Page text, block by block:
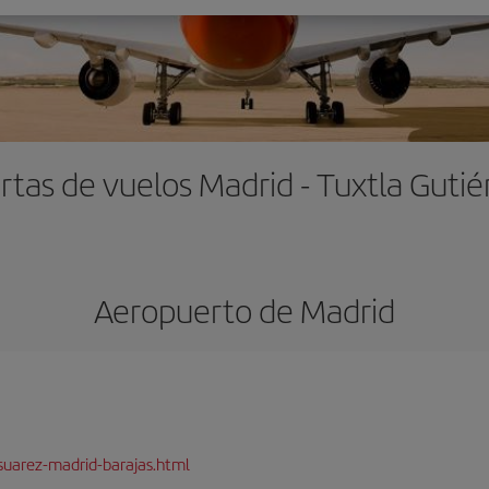
de vuelos Madrid - Tuxtla
Aeropuerto de Madrid
madrid-barajas.html